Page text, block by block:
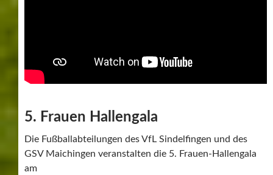
5. Frauen Hallengala
Die Fußballabteilungen des VfL Sindelfingen und des
GSV Maichingen veranstalten die 5. Frauen-Hallengala
am